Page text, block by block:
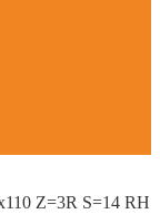
Z=3R S=14 RH